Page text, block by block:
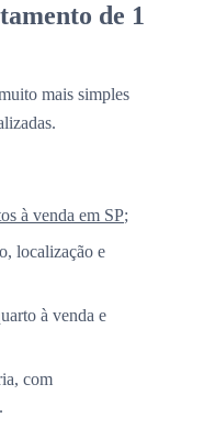
de 1
mais simples
à venda em SP;
localização e
à venda e
com